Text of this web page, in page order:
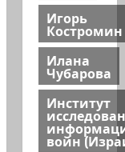
Игорь
Костромин
Илана
Чубарова
Институт
войн